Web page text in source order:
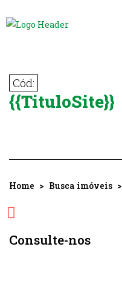
Cód:
{{TituloSite}}
Home Busca imóveis
Consulte-nos